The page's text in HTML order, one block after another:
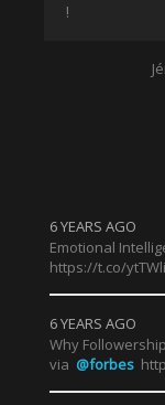
!
6 YEARS AGO
Emotional
https://t.co/
6 YEARS AGO
Why
via @forbes